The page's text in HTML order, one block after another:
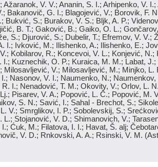
Ažaranok, V. V.; Ananin, S. I.; Arhipenko, V.
Bakanovič, G. I.; Blagojević, V.; Borovik, F.
Bukvić, S.; Burakov, V. S.; Bljk, A. P.;
B. T.; Gaković, B.; Gaiko, O. L.;
S.; Djurović, S.; Dubelir, T.; Efremov, V. V.;
I.; Ivković, M.; Ilishenko, A.; Ilishenko, E.;
Kobilarov, R.; Koncevoi, V. L.; Konjević, N.;
I.; Kuznechik, O. P.; Kuraica, M. M.; Labat,
Milosavljević, V.; Milosavljević, M.; Minjko, L.
I.; Nasonov, V. I.; Naumenko, N.; Naumenkov,
I.; Nenadović, T. M.; Okovity, V.; Orlov, L.
Pisarev, V. A.; Popović, L. Č.; Popović, M.
S. N.; Savić, I.; Sahal - Brechot, S.;
V.; Smrglikov, I. P.; Sobolevskij, S.;
L.; Stojanović, V. D.; Shimanovich, V.;
I.; Ćuk, M.; Filatova, I. I.; Havat, Š. alj;
V. D.; Rnkovski, A. A.; Rsinski, V. M. (